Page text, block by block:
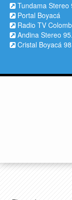
Tundama Stereo
Portal Boyacá
Radio TV
Andina Stereo
Cristal Boyacá